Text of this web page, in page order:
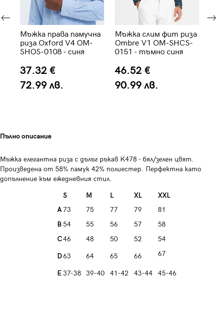
Мъжка права памучна
риза Oxford V4 OM-
SHOS-0108 - синя
37.32 €
72.99 лв.
Мъжка слим фит риза
Ombre V1 OM-SHCS-
0151 - тъмно синя
46.52 €
90.99 лв.
Пълно описание
Мъжка елегантна риза с дълъг ръкав K478 - бял/зелен цвят.
Произведена от 58% памук 42% полиестер. Перфектна като
допълнение към ежедневния стил.
S
M L XL
XXL
A 73 75 77 79
81
B 54 55 56 57
58
C46 48 50 52 54
D63 64 65 66 67
E 37-38 39-40 41-42 43-44 45-46